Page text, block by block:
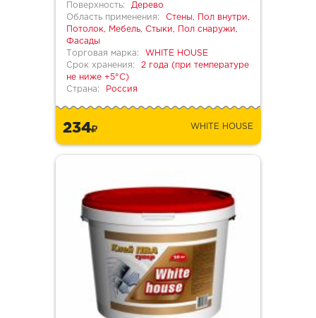
Поверхность:
Дерево
Область применения:
Стены, Пол внутри,
Потолок, Мебель, Стыки, Пол снаружи,
Фасады
Торговая марка:
WHITE HOUSE
Срок хранения:
2 года (при температуре
не ниже +5°С)
Страна:
Россия
234 WHITE HOUSE